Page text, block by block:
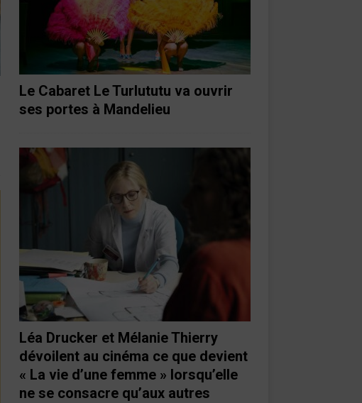
Le Cabaret Le Turlututu va ouvrir
ses portes à Mandelieu
Léa Drucker et Mélanie Thierry
dévoilent au cinéma ce que devient
« La vie d’une femme » lorsqu’elle
ne se consacre qu’aux autres